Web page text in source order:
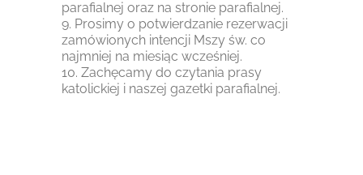
parafialnej oraz na stronie parafialnej.
9. Prosimy o potwierdzanie rezerwacji
zamówionych intencji Mszy św. co
najmniej na miesiąc wcześniej.
10. Zachęcamy do czytania prasy
katolickiej i naszej gazetki parafialnej.